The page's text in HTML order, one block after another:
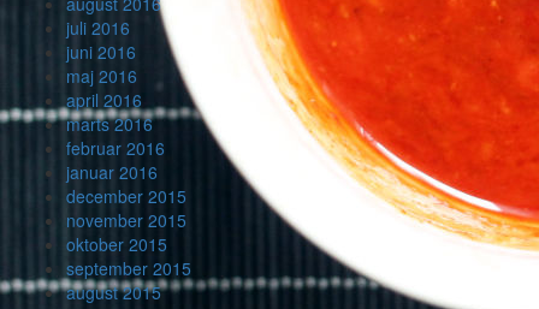
juli 2016
juni 2016
maj 2016
april 2016
marts 2016
februar 2016
januar 2016
december 2015
november 2015
oktober 2015
september 2015
august 2015